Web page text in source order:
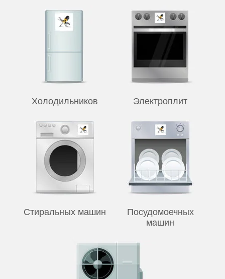
Холодильников Электроплит
Стиральных машин
Посудомоечных
машин